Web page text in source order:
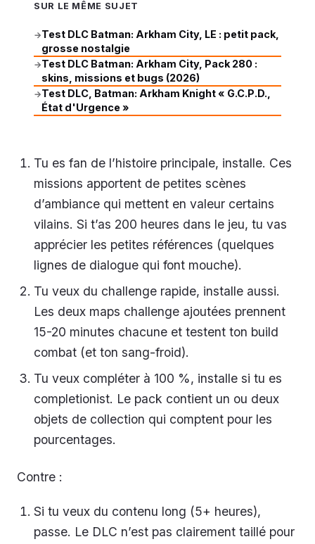
SUR LE MÊME SUJET
→Test DLC Batman: Arkham City, LE : petit pack,
grosse nostalgie
→Test DLC Batman: Arkham City, Pack 280 :
skins, missions et bugs (2026)
→Test DLC, Batman: Arkham Knight « G.C.P.D.,
État d'Urgence »
Tu es fan de l’histoire principale, installe. Ces
missions apportent de petites scènes
d’ambiance qui mettent en valeur certains
vilains. Si t’as 200 heures dans le jeu, tu vas
apprécier les petites références (quelques
lignes de dialogue qui font mouche).
Tu veux du challenge rapide, installe aussi.
Les deux maps challenge ajoutées prennent
15-20 minutes chacune et testent ton build
combat (et ton sang-froid).
Tu veux compléter à 100 %, installe si tu es
completionist. Le pack contient un ou deux
objets de collection qui comptent pour les
pourcentages.
Contre :
Si tu veux du contenu long (5+ heures),
passe. Le DLC n’est pas clairement taillé pour